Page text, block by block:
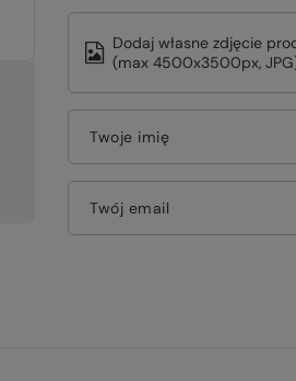
Dodaj własne zdjęcie
(max 4500x3500px,
Twoje imię
Twój email